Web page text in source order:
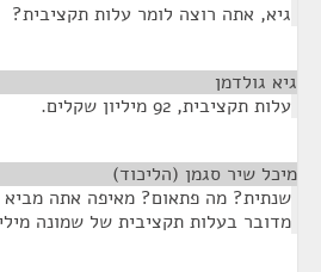
גיא, אתה רוצה לומר עלות תקציבית?
גיא גולדמן
עלות תקציבית, 92 מיליון שקלים.
מיכל שיר סגמן (הליכוד)
שנתית? מה פתאום? מאיפה אתה
מדובר בעלות תקציבית של שמונה